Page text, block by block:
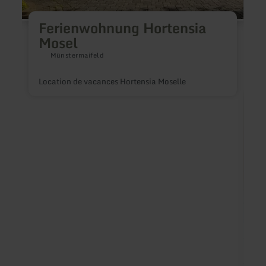
Ferienwohnung Hortensia
Mosel
Münstermaifeld
Location de vacances Hortensia Moselle